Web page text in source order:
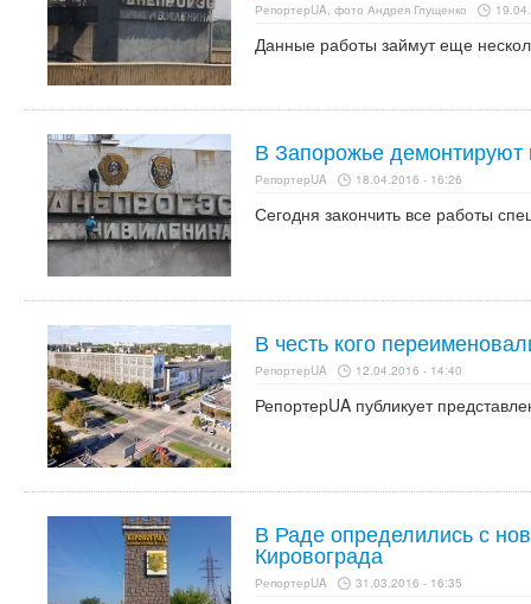
РепортерUA, фото Андрея Глущенко
Данные работы займут еще
В Запорожье демонтируют
РепортерUA 18.04.2016 - 16:26
Сегодня закончить все работы
В честь кого
РепортерUA 12.04.2016 - 14:40
РепортерUA публикует
В Раде определились с
Кировограда
РепортерUA 31.03.2016 - 16:35